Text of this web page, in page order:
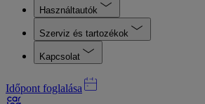
Használtautók
Szerviz és tartozékok
Kapcsolat
Időpont foglalása